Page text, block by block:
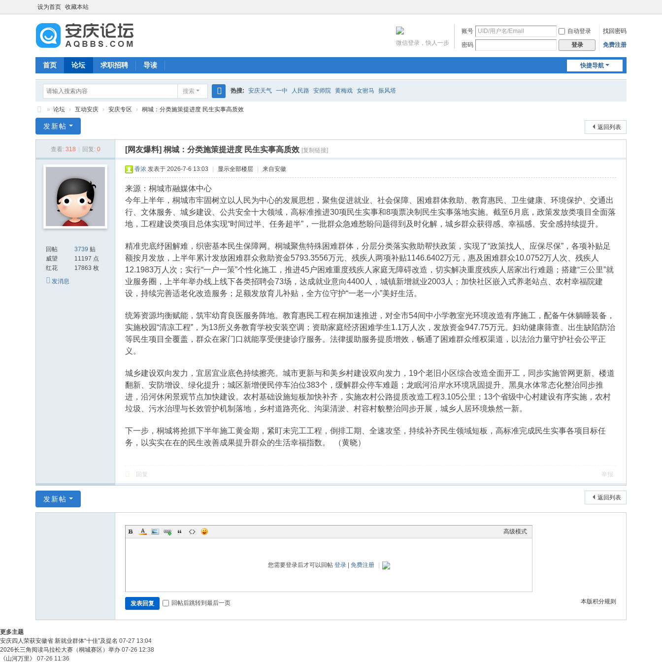
设为首页 收藏本站
账号 自动登录
找回密码
密码
登录 免费注册
微信登录，快人一步
快捷导航
首页 论坛 求职招聘 导读
搜索
搜
热搜: 安庆天气 一中 人民路 安师院 黄梅戏 女驸马 振风塔
庆
» 论坛 › 互动安庆 › 安庆专区 › 桐城：分类施策提进度 民生实事高质效
返回列表
发新帖
查看: 318 回复: 0 [网友爆料] 桐城：分类施策提进度 民生实事高质效 [复制链接]
回帖 3739 贴
威望
11197 点
红花
17863 枚
发消息
香浓 发表于 2026-7-6 13:03 显示全部楼层 来自安徽
来源：桐城市融媒体中心
今年上半年，桐城市牢固树立以人民为中心的发展思想，聚焦促进就业、社会保障、困难群体救助、教育惠民、卫生健康、环境保护、交通出
行、文体服务、城乡建设、公共安全十大领域，高标准推进30项民生实事和8项票决制民生实事落地实施。截至6月底，政策发放类项目全面落
地，工程建设类项目总体实现“时间过半、任务超半”，一批群众急难愁盼问题得到及时化解，城乡群众获得感、幸福感、安全感持续提升。
精准兜底纾困解难，织密基本民生保障网。桐城聚焦特殊困难群体，分层分类落实救助帮扶政策，实现了“政策找人、应保尽保”，各项补贴足
额按月发放，上半年累计发放困难群众救助资金5793.3556万元、残疾人两项补贴1146.6402万元，惠及困难群众10.0752万人次、残疾人
12.1983万人次；实行“一户一策”个性化施工，推进45户困难重度残疾人家庭无障碍改造，切实解决重度残疾人居家出行难题；搭建“三公里”就
业服务圈，上半年举办线上线下各类招聘会73场，达成就业意向4400人，城镇新增就业2003人；加快社区嵌入式养老站点、农村幸福院建
设，持续完善适老化改造服务；足额发放育儿补贴，全方位守护“一老一小”美好生活。
统筹资源均衡赋能，筑牢幼育良医服务阵地。教育惠民工程在桐加速推进，对全市54间中小学教室光环境改造有序施工，配备午休躺睡装备，
实施校园“清凉工程”，为13所义务教育学校安装空调；资助家庭经济困难学生1.1万人次，发放资金947.75万元。妇幼健康筛查、出生缺陷防治
等民生项目全覆盖，群众在家门口就能享受便捷诊疗服务。法律援助服务提质增效，畅通了困难群众维权渠道，以法治力量守护社会公平正
义。
城乡建设双向发力，宜居宜业底色持续擦亮。城市更新与和美乡村建设双向发力，19个老旧小区综合改造全面开工，同步实施管网更新、楼道
翻新、安防增设、绿化提升；城区新增便民停车泊位383个，缓解群众停车难题；龙眠河沿岸水环境巩固提升、黑臭水体常态化整治同步推
进，沿河休闲景观节点加快建设。农村基础设施短板加快补齐，实施农村公路提质改造工程3.105公里；13个省级中心村建设有序实施，农村
垃圾、污水治理与长效管护机制落地，乡村道路亮化、沟渠清淤、村容村貌整治同步开展，城乡人居环境焕然一新。
下一步，桐城将抢抓下半年施工黄金期，紧盯未完工工程，倒排工期、全速攻坚，持续补齐民生领域短板，高标准完成民生实事各项目标任
务，以实实在在的民生改善成果提升群众的生活幸福指数。 （黄晓）
回复 举报
返回列表
发新帖
高级模式
您需要登录后才可以回帖 登录| 免费注册
本版积分规则
发表回复 回帖后跳转到最后一页
更多主题
安庆四人荣获安徽省 新就业群体“十佳”及提名 07-27 13:04
2026长三角阅读马拉松大赛（桐城赛区）举办 07-26 12:38
《山河万里》
07-26 11:36